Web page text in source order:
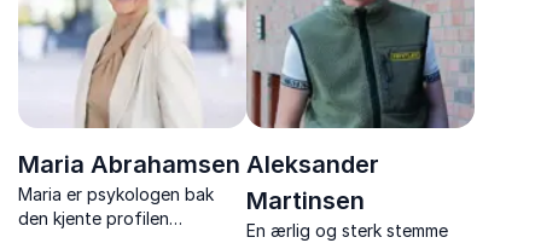
Maria Abrahamsen
Maria er psykologen bak
den kjente profilen
Aleksander
Martinsen
En ærlig og sterk stemme